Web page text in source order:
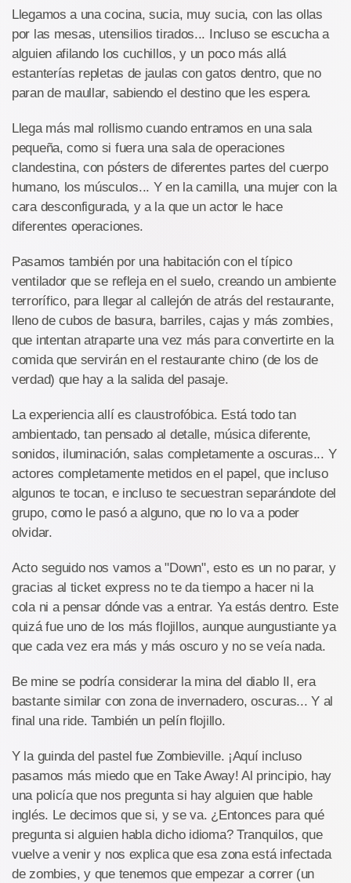
Llegamos a una cocina, sucia, muy sucia, con las ollas
por las mesas, utensilios tirados... Incluso se escucha a
alguien afilando los cuchillos, y un poco más allá
estanterías repletas de jaulas con gatos dentro, que no
paran de maullar, sabiendo el destino que les espera.
Llega más mal rollismo cuando entramos en una sala
pequeña, como si fuera una sala de operaciones
clandestina, con pósters de diferentes partes del cuerpo
humano, los músculos... Y en la camilla, una mujer con la
cara desconfigurada, y a la que un actor le hace
diferentes operaciones.
Pasamos también por una habitación con el típico
ventilador que se refleja en el suelo, creando un ambiente
terrorífico, para llegar al callejón de atrás del restaurante,
lleno de cubos de basura, barriles, cajas y más zombies,
que intentan atraparte una vez más para convertirte en la
comida que servirán en el restaurante chino (de los de
verdad) que hay a la salida del pasaje.
La experiencia allí es claustrofóbica. Está todo tan
ambientado, tan pensado al detalle, música diferente,
sonidos, iluminación, salas completamente a oscuras... Y
actores completamente metidos en el papel, que incluso
algunos te tocan, e incluso te secuestran separándote del
grupo, como le pasó a alguno, que no lo va a poder
olvidar.
Acto seguido nos vamos a "Down", esto es un no parar, y
gracias al ticket express no te da tiempo a hacer ni la
cola ni a pensar dónde vas a entrar. Ya estás dentro. Este
quizá fue uno de los más flojillos, aunque aungustiante ya
que cada vez era más y más oscuro y no se veía nada.
Be mine se podría considerar la mina del diablo II, era
bastante similar con zona de invernadero, oscuras... Y al
final una ride. También un pelín flojillo.
Y la guinda del pastel fue Zombieville. ¡Aquí incluso
pasamos más miedo que en Take Away! Al principio, hay
una policía que nos pregunta si hay alguien que hable
inglés. Le decimos que si, y se va. ¿Entonces para qué
pregunta si alguien habla dicho idioma? Tranquilos, que
vuelve a venir y nos explica que esa zona está infectada
de zombies, y que tenemos que empezar a correr (un